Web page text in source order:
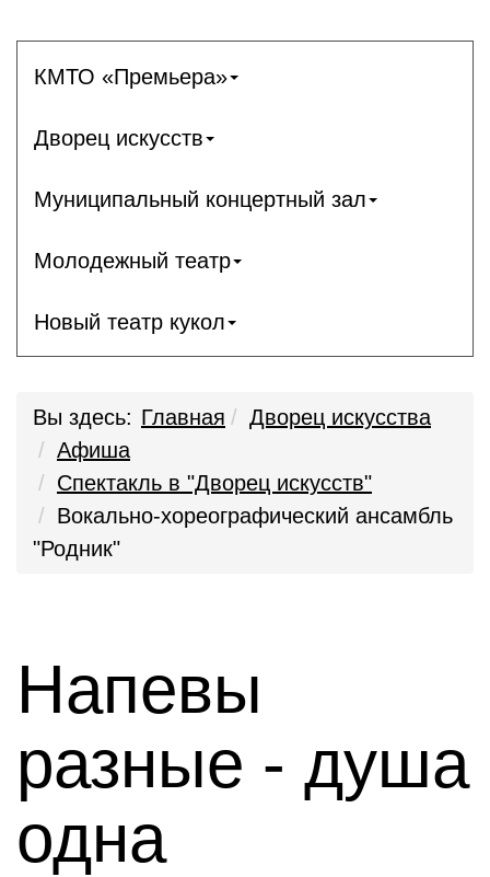
КМТО «Премьера»
Дворец искусств
Муниципальный концертный зал
Молодежный театр
Новый театр кукол
Вы здесь: Главная
Дворец искусства
Афиша
Спектакль в "Дворец искусств"
Вокально-хореографический ансамбль
"Родник"
Напевы
разные - душа
одна